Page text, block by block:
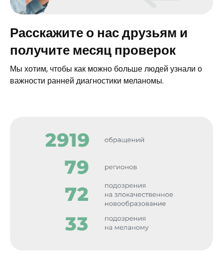
Расскажите о нас друзьям и
получите месяц проверок
Мы хотим, чтобы как можно больше людей узнали о
важности ранней диагностики меланомы.